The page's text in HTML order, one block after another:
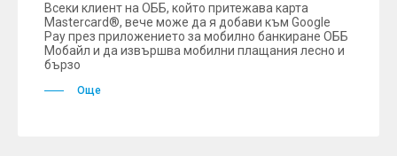
Всеки клиент на ОББ, който притежава карта
Mastercard®, вече може да я добави към Google
Pay през приложението за мобилно банкиране ОББ
Мобайл и да извършва мобилни плащания лесно и
бързо
Още